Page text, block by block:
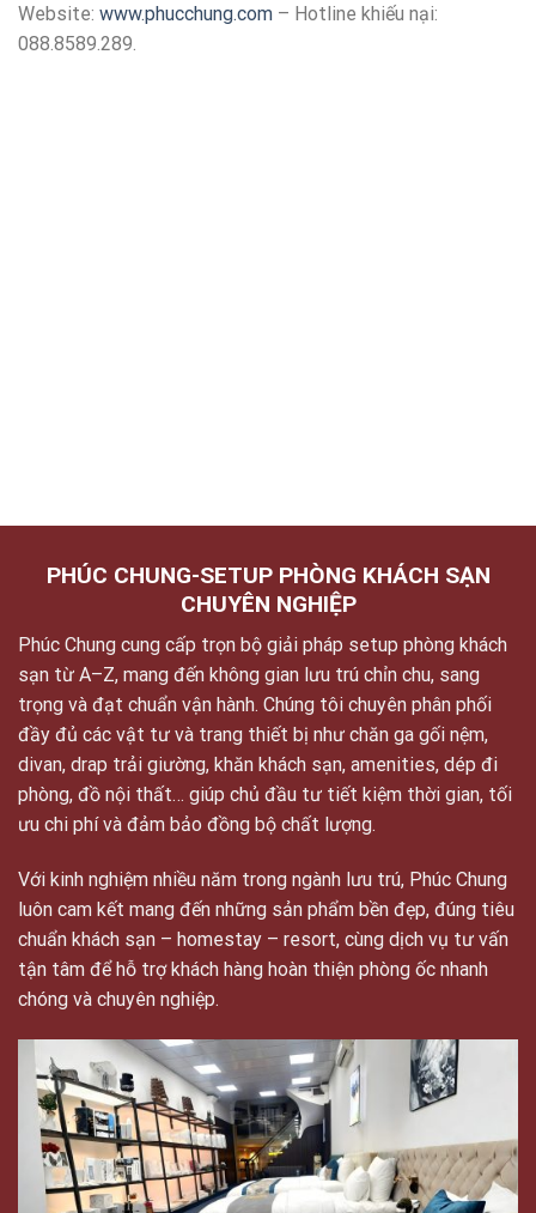
Phòng.
Website: www.phucchung.com
PHÚC CHUNG-SETUP PHÒNG KHÁCH SẠN
CHUYÊN NGHIỆP
Phúc Chung cung cấp trọn bộ giải pháp setup phòng khách
sạn từ A–Z, mang đến không gian lưu trú chỉn chu, sang
trọng và đạt chuẩn vận hành. Chúng tôi chuyên phân phối
đầy đủ các vật tư và trang thiết bị như chăn ga gối nệm,
divan, drap trải giường, khăn khách sạn, amenities, dép đi
phòng, đồ nội thất… giúp chủ đầu tư tiết kiệm thời gian, tối
Với kinh nghiệm nhiều năm trong ngành lưu trú, Phúc Chung
luôn cam kết mang đến những sản phẩm bền đẹp, đúng tiêu
chuẩn khách sạn – homestay – resort, cùng dịch vụ tư vấn
tận tâm để hỗ trợ khách hàng hoàn thiện phòng ốc nhanh